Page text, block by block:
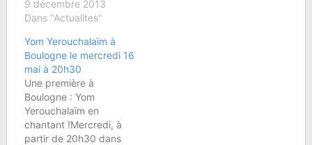
du dernier ouvrage de
l'historien Georges
pays arabes : le grand
déracinement (1850-
1975) » Mercredi 18
décembre à 20H15 au
Centre Communautaire
Israélite de Boulogne-
Billancourt 78-82 rue…
9 décembre 2013
Dans "Actualites"
Yom Yerouchalaïm à
Boulogne le mercredi 16
mai à 20h30
Une première à
Boulogne : Yom
Yerouchalaïm en
chantant !Mercredi, à
partir de 20h30 dans